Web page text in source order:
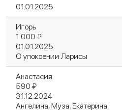
01.01.2025
Игорь
1 000 ₽
01.01.2025
О упокоении Ларисы
Анастасия
590 ₽
31.12.2024
Ангелина, Муза, Екатерина